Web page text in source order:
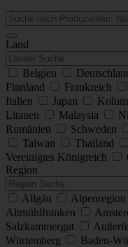
Land
Belgien
Finnland
Frankreich
Italien
Japan
Litauen
Malaysia
Rumänien
Schweden
Taiwan
Thailand
Vereinigtes Königreich
Region
Allgäu
Alpenregion
Altmühlfranken
Salzkammergut
Würtemberg
Baden-